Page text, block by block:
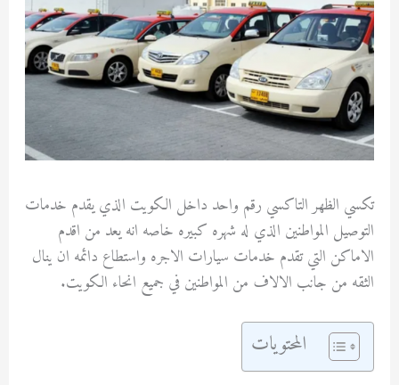
تكسي الظهر التاكسي رقم واحد داخل الكويت الذي يقدم خدمات
التوصيل المواطنين الذي له شهره كبيره خاصه انه يعد من اقدم
الاماكن التي تقدم خدمات سيارات الاجره واستطاع دائمه ان ينال
الثقه من جانب الالاف من المواطنين في جميع انحاء الكويت.
المحتويات